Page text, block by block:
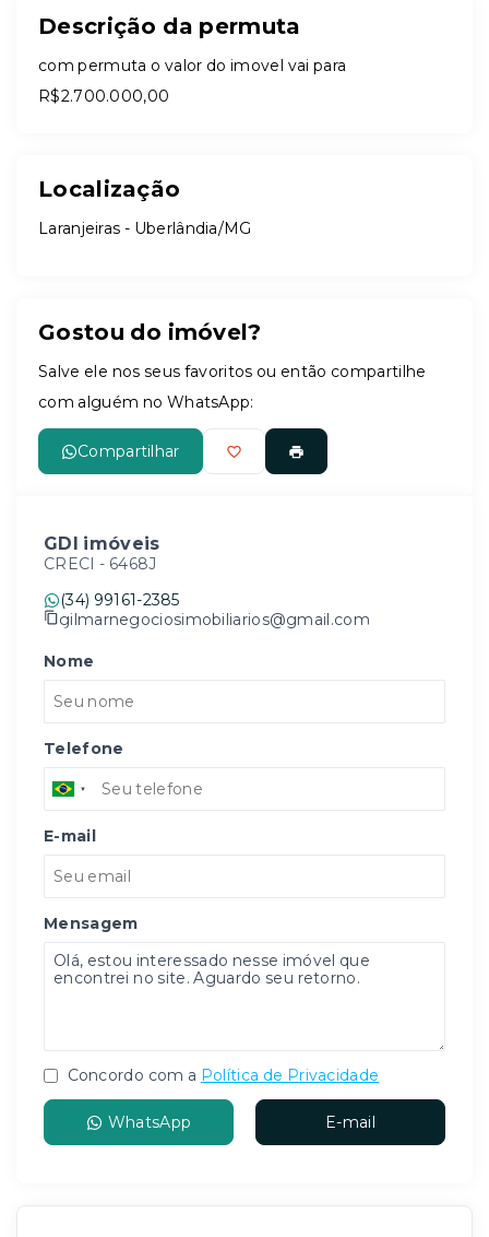
Descrição da permuta
com permuta o valor do imovel vai para
R$2.700.000,00
Localização
Laranjeiras - Uberlândia/MG
Gostou do imóvel?
Salve ele nos seus favoritos ou então compartilhe
com alguém no WhatsApp:
Compartilhar
GDI imóveis
CRECI - 6468J
(34) 99161-2385
gilmarnegociosimobiliarios@gmail.com
Nome
Telefone
E-mail
Mensagem
Concordo com a Política de Privacidade
WhatsApp E-mail